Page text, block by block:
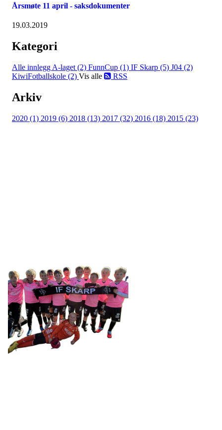
Årsmøte 11 april - saksdokumenter
19.03.2019
Kategori
Alle innlegg A-laget (2) FunnCup (1) IF Skarp (5) J04 (2)
KiwiFotballskole (2) Vis alle RSS
Arkiv
2020 (1) 2019 (6) 2018 (13) 2017 (32) 2016 (18) 2015 (23)